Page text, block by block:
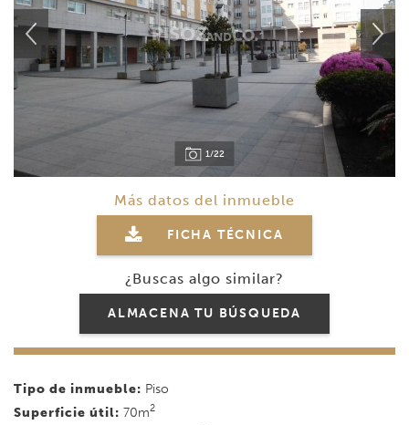
1/22
Más datos del inmueble
FICHA TÉCNICA
¿Buscas algo similar?
ALMACENA TU BÚSQUEDA
Tipo de inmueble: Piso
Superficie útil: 70m2